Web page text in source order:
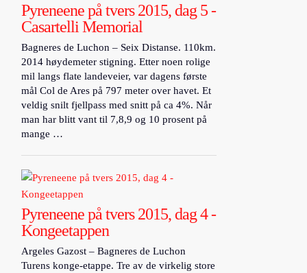
Pyreneene på tvers 2015, dag 5 -
Casartelli Memorial
Bagneres de Luchon – Seix Distanse. 110km.
2014 høydemeter stigning. Etter noen rolige
mil langs flate landeveier, var dagens første
mål Col de Ares på 797 meter over havet. Et
veldig snilt fjellpass med snitt på ca 4%. Når
man har blitt vant til 7,8,9 og 10 prosent på
mange …
Pyreneene på tvers 2015, dag 4 -
Kongeetappen
Argeles Gazost – Bagneres de Luchon
Turens konge-etappe. Tre av de virkelig store